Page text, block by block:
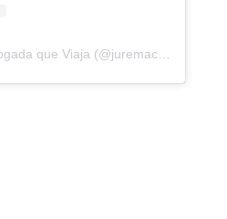
A post shared by Advogada que Viaja (@juremacintra)